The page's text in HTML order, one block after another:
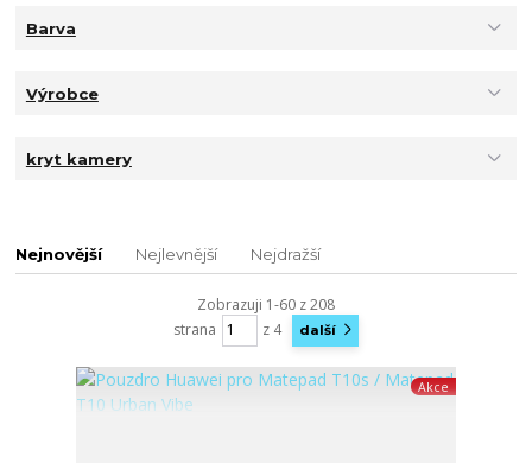
Barva
Výrobce
kryt kamery
Nejnovější Nejlevnější Nejdražší
Zobrazuji 1-60 z 208
strana
z 4 další
Akce